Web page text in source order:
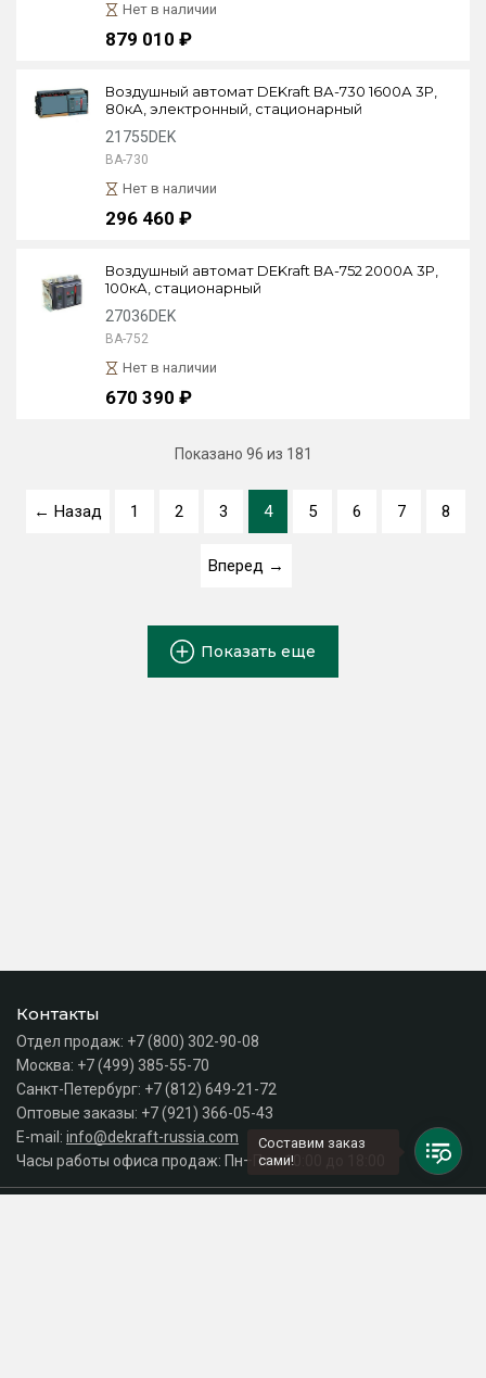
Нет в наличии
879 010 ₽
Воздушный автомат DEKraft ВА-730 1600А 3P,
80кА, электронный, стационарный
21755DEK
ВА-730
Нет в наличии
296 460 ₽
Воздушный автомат DEKraft ВА-752 2000А 3P,
100кА, стационарный
27036DEK
ВА-752
Нет в наличии
670 390 ₽
Показано 96 из 181
← Назад 1 2 3 4 5 6 7 8
Вперед →
Показать еще
Контакты
Отдел продаж: +7 (800) 302-90-08
Москва: +7 (499) 385-55-70
Санкт-Петербург: +7 (812) 649-21-72
Оптовые заказы: +7 (921) 366-05-43
E-mail: info@dekraft-russia.com
Часы работы офиса продаж: Пн–Пт с 10:00 до 18:00
Составим заказ
сами!